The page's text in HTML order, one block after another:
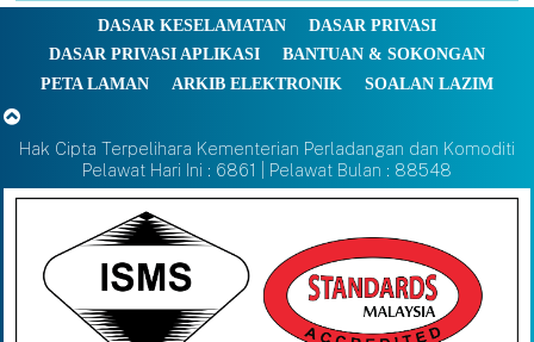
DASAR KESELAMATAN
DASAR PRIVASI
DASAR PRIVASI APLIKASI
BANTUAN & SOKONGAN
PETA LAMAN
ARKIB ELEKTRONIK SOALAN LAZIM
Hak Cipta Terpelihara Kementerian Perladangan dan Komoditi
Pelawat Hari Ini : 6861 | Pelawat Bulan : 88548